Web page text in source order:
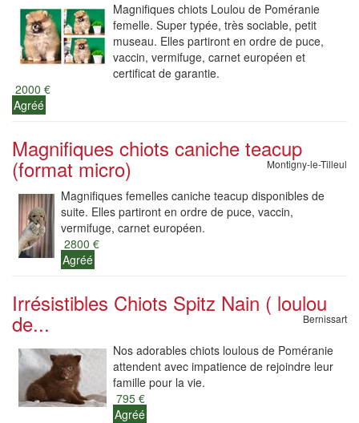
Magnifiques chiots Loulou de Poméranie
femelle. Super typée, très sociable, petit
museau. Elles partiront en ordre de puce,
vaccin, vermifuge, carnet européen et
certificat de garantie.
2000 €
Agréé
Magnifiques chiots caniche teacup
(format micro) Montigny-le-Tilleul
Magnifiques femelles caniche teacup disponibles de
suite. Elles partiront en ordre de puce, vaccin,
vermifuge, carnet européen.
2800 €
Agréé
Irrésistibles Chiots Spitz Nain ( loulou
de... Bernissart
Nos adorables chiots loulous de Poméranie
attendent avec impatience de rejoindre leur
famille pour la vie.
795 €
Agréé